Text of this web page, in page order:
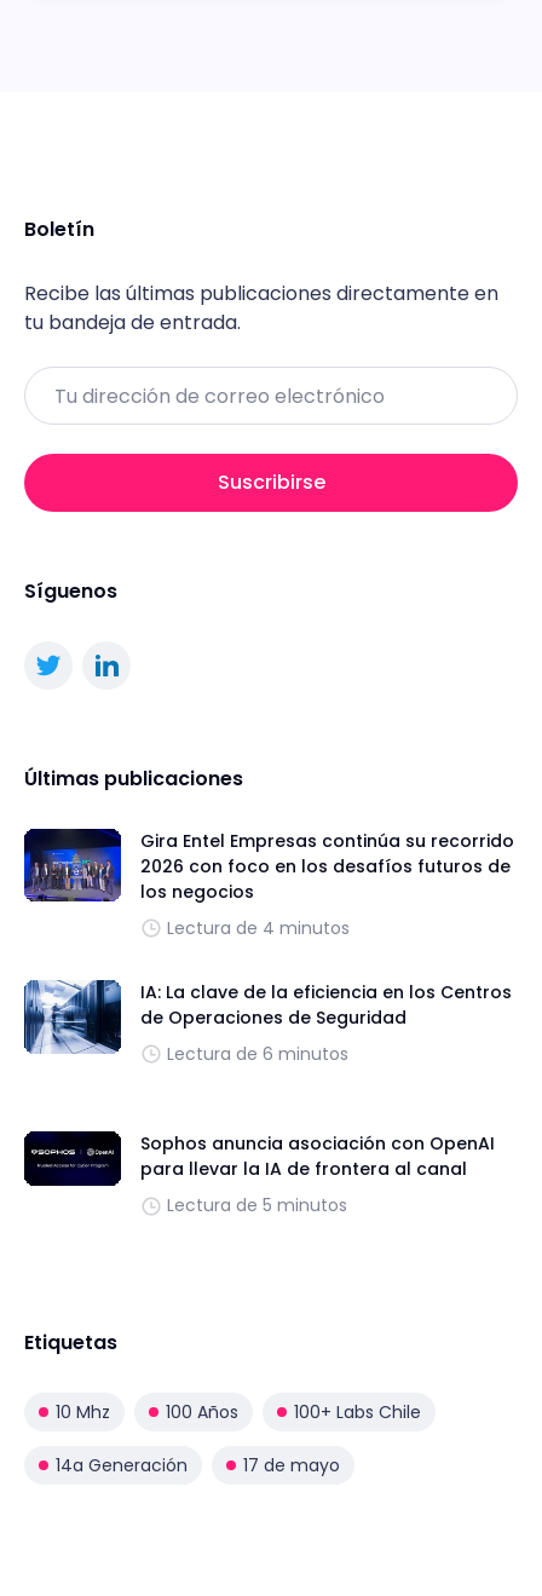
Boletín
Recibe las últimas publicaciones directamente en
tu bandeja de entrada.
Email
Suscribirse
Síguenos
Últimas publicaciones
Gira Entel Empresas continúa su recorrido
2026 con foco en los desafíos futuros de
los negocios
Lectura de 4 minutos
IA: La clave de la eficiencia en los Centros
de Operaciones de Seguridad
Lectura de 6 minutos
Sophos anuncia asociación con OpenAI
para llevar la IA de frontera al canal
Lectura de 5 minutos
Etiquetas
10 Mhz 100 Años 100+ Labs Chile
14a Generación 17 de mayo